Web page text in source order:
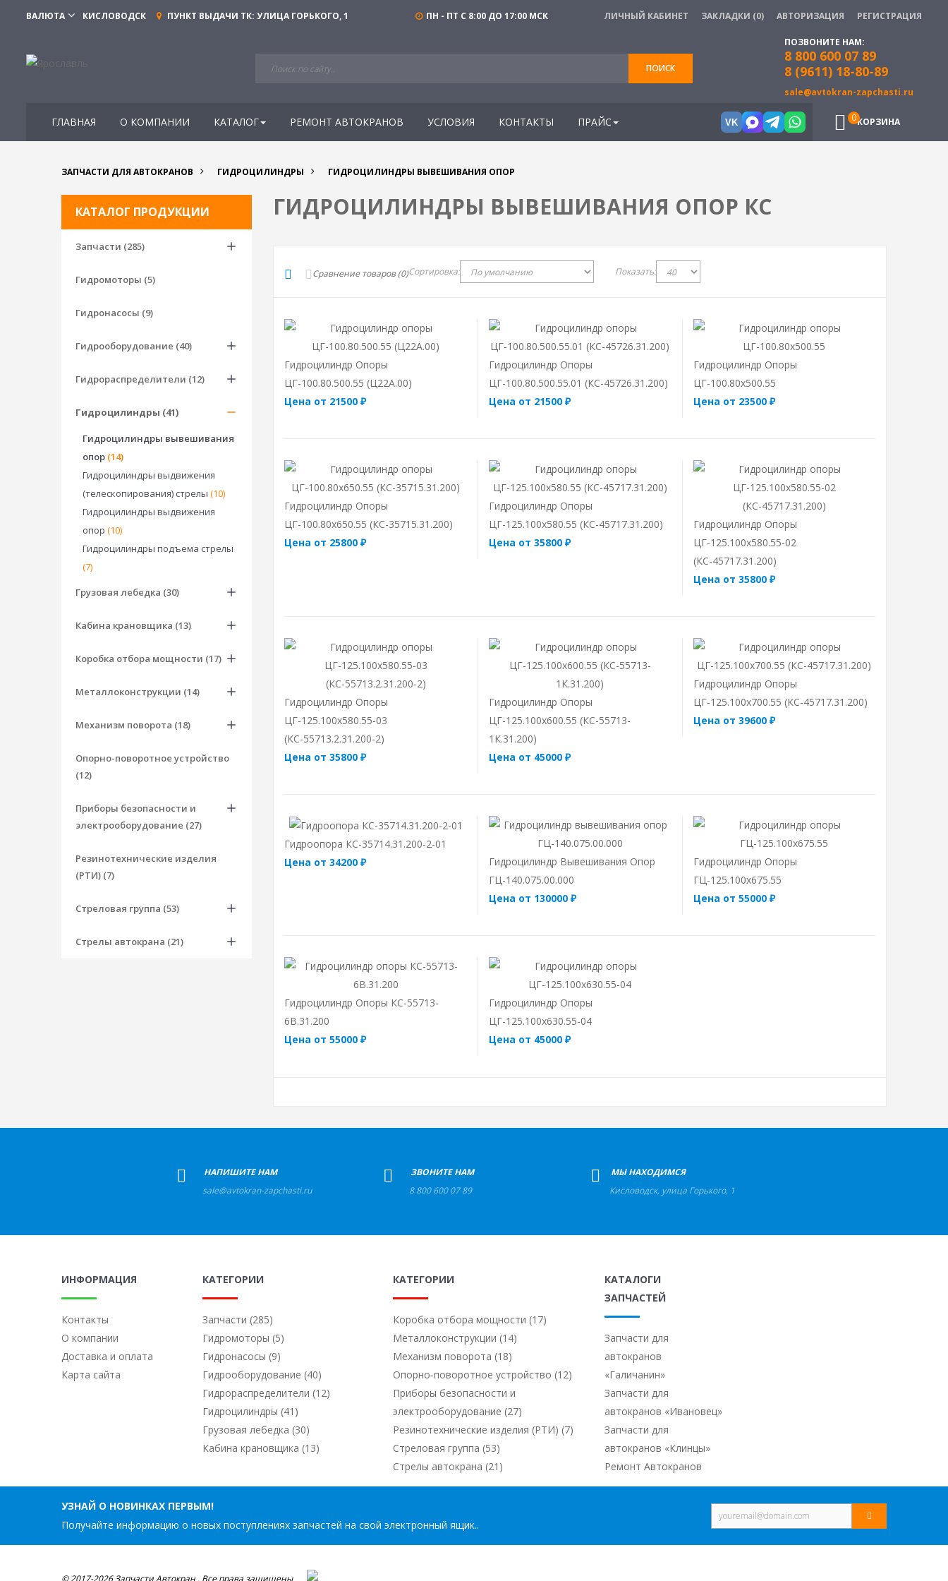
ВАЛЮТА КИСЛОВОДСК ПУНКТ ВЫДАЧИ ТК: УЛИЦА ГОРЬКОГО, 1 ПН - ПТ С 8:00 ДО 17:00 МСК ЛИЧНЫЙ КАБИНЕТ ЗАКЛАДКИ (0) АВТОРИЗАЦИЯ РЕГИСТРАЦИЯ
ПОИСК
ПОЗВОНИТЕ НАМ:
8 800 600 07 89
8 (9611) 18-80-89
sale@avtokran-zapchasti.ru
ГЛАВНАЯ О КОМПАНИИ КАТАЛОГ РЕМОНТ АВТОКРАНОВ УСЛОВИЯ КОНТАКТЫ ПРАЙС VK КОРЗИНА
0
ЗАПЧАСТИ ДЛЯ АВТОКРАНОВ ГИДРОЦИЛИНДРЫ ГИДРОЦИЛИНДРЫ ВЫВЕШИВАНИЯ ОПОР
КАТАЛОГ ПРОДУКЦИИ
Запчасти (285)
Гидромоторы (5)
Гидронасосы (9)
Гидрооборудование (40)
Гидрораспределители (12)
Гидроцилиндры (41)
Гидроцилиндры вывешивания
опор (14)
Гидроцилиндры выдвижения
(телескопирования) стрелы (10)
Гидроцилиндры выдвижения
опор (10)
Гидроцилиндры подъема стрелы
(7)
Грузовая лебедка (30)
Кабина крановщика (13)
Коробка отбора мощности (17)
Металлоконструкции (14)
Механизм поворота (18)
Опорно-поворотное устройство
(12)
Приборы безопасности и
электрооборудование (27)
Резинотехнические изделия
(РТИ) (7)
Стреловая группа (53)
Стрелы автокрана (21)
ГИДРОЦИЛИНДРЫ ВЫВЕШИВАНИЯ ОПОР КС
Сравнение товаров (0)Сортировка: Показать:
Гидроцилиндр Опоры
ЦГ-100.80.500.55 (Ц22А.00)
Цена от 21500 ₽
Гидроцилиндр Опоры
ЦГ-100.80.500.55.01 (КС-45726.31.200)
Цена от 21500 ₽
Гидроцилиндр Опоры
ЦГ-100.80х500.55
Цена от 23500 ₽
Гидроцилиндр Опоры
ЦГ-100.80х650.55 (КС-35715.31.200)
Цена от 25800 ₽
Гидроцилиндр Опоры
ЦГ-125.100х580.55 (КС-45717.31.200)
Цена от 35800 ₽
Гидроцилиндр Опоры
ЦГ-125.100х580.55-02
(КС-45717.31.200)
Цена от 35800 ₽
Гидроцилиндр Опоры
ЦГ-125.100х580.55-03
(КС-55713.2.31.200-2)
Цена от 35800 ₽
Гидроцилиндр Опоры
ЦГ-125.100х600.55 (КС-55713-
1К.31.200)
Цена от 45000 ₽
Гидроцилиндр Опоры
ЦГ-125.100х700.55 (КС-45717.31.200)
Цена от 39600 ₽
Гидроопора КС-35714.31.200-2-01
Цена от 34200 ₽
Гидроцилиндр Вывешивания Опор
ГЦ-140.075.00.000
Цена от 130000 ₽
Гидроцилиндр Опоры
ГЦ-125.100х675.55
Цена от 55000 ₽
Гидроцилиндр Опоры КС-55713-
6В.31.200
Цена от 55000 ₽
Гидроцилиндр Опоры
ЦГ-125.100х630.55-04
Цена от 45000 ₽
НАПИШИТЕ НАМ
sale@avtokran-zapchasti.ru
ЗВОНИТЕ НАМ
8 800 600 07 89
МЫ НАХОДИМСЯ
Кисловодск, улица Горького, 1
ИНФОРМАЦИЯ
Контакты
О компании
Доставка и оплата
Карта сайта
КАТЕГОРИИ
Запчасти (285)
Гидромоторы (5)
Гидронасосы (9)
Гидрооборудование (40)
Гидрораспределители (12)
Гидроцилиндры (41)
Грузовая лебедка (30)
Кабина крановщика (13)
КАТЕГОРИИ
Коробка отбора мощности (17)
Металлоконструкции (14)
Механизм поворота (18)
Опорно-поворотное устройство (12)
Приборы безопасности и
электрооборудование (27)
Резинотехнические изделия (РТИ) (7)
Стреловая группа (53)
Стрелы автокрана (21)
КАТАЛОГИ
ЗАПЧАСТЕЙ
Запчасти для
автокранов
«Галичанин»
Запчасти для
автокранов «Ивановец»
Запчасти для
автокранов «Клинцы»
Ремонт Автокранов
УЗНАЙ О НОВИНКАХ ПЕРВЫМ!
Получайте информацию о новых поступлениях запчастей на свой электронный ящик..
© 2017-2026 Запчасти Автокран . Все права защищены